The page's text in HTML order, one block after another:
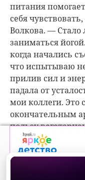
питания
себя
Волкова. — Стало
заниматься
когда начались
что испытываю
прилив сил и
падала от
мои коллеги. Это
окончательным
пользу
пять лет она
режим питания.
случился срыв, и